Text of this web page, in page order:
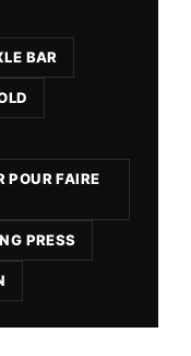
BAR
POUR FAIRE
PRESS